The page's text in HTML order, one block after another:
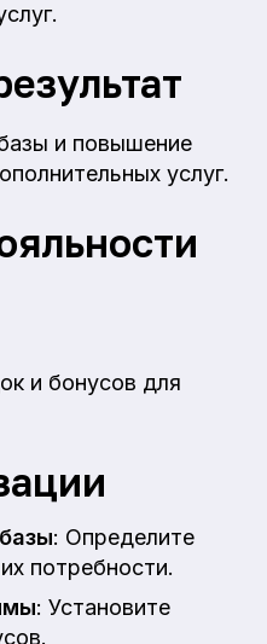
и повышение
услуг.
и бонусов для
: Определите
потребности.
: Установите